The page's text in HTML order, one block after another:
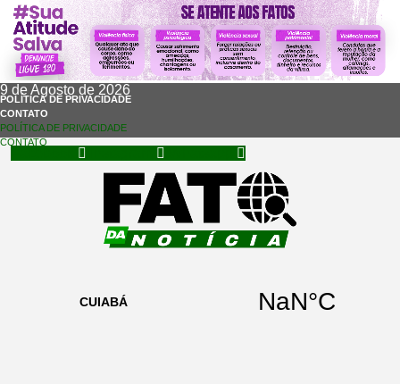
9 de Agosto de 2026
POLÍTICA DE PRIVACIDADE
CONTATO
POLÍTICA DE PRIVACIDADE
CONTATO